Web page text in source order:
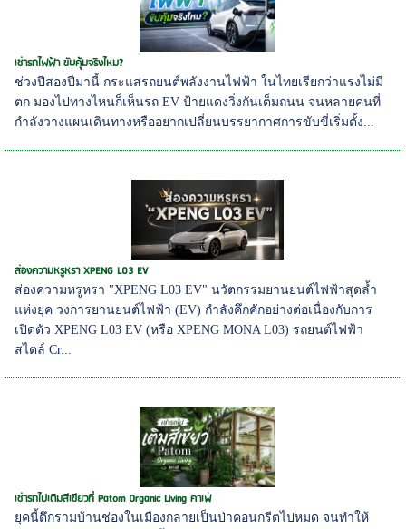
เช่ารถไฟฟ้า ขับคุ้มจริงไหม?
ช่วงปีสองปีมานี้ กระแสรถยนต์พลังงานไฟฟ้า ในไทยเรียกว่าแรงไม่มี
ตก มองไปทางไหนก็เห็นรถ EV ป้ายแดงวิ่งกันเต็มถนน จนหลายคนที่
กำลังวางแผนเดินทางหรืออยากเปลี่ยนบรรยากาศการขับขี่เริ่มตั้ง...
ส่องความหรูหรา XPENG L03 EV
ส่องความหรูหรา "XPENG L03 EV" นวัตกรรมยานยนต์ไฟฟ้าสุดล้ำ
แห่งยุค วงการยานยนต์ไฟฟ้า (EV) กำลังคึกคักอย่างต่อเนื่องกับการ
เปิดตัว XPENG L03 EV (หรือ XPENG MONA L03) รถยนต์ไฟฟ้า
สไตล์ Cr...
เช่ารถไปเติมสีเขียวที่ Patom Organic Living คาเฟ่
ยุคนี้ตึกรามบ้านช่องในเมืองกลายเป็นป่าคอนกรีตไปหมด จนทำให้